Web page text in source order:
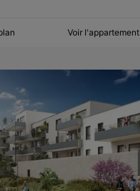
Voir l'appartement